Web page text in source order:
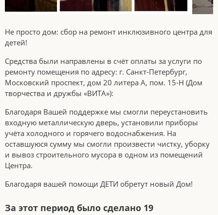
Не просто дом: сбор на ремонт инклюзивного центра для
детей!
Средства были направлены в счёт оплаты за услуги по
ремонту помещения по адресу: г. Санкт-Петербург,
Московский проспект, дом 20 литера А, пом. 15-Н (Дом
творчества и дружбы «ВИТА»):
Благодаря Вашей поддержке мы смогли переустановить
входную металлическую дверь, установили приборы
учёта холодного и горячего водоснабжения. На
оставшуюся сумму мы смогли произвести чистку, уборку
и вывоз строительного мусора в одном из помещений
Центра.
Благодаря вашей помощи ДЕТИ обретут новый Дом!
За этот период было сделано 19